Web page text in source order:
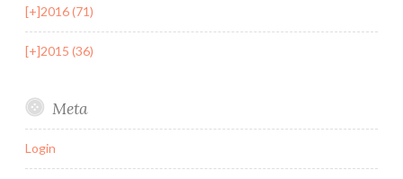
[+]2016 (71)
[+]2015 (36)
Meta
Login